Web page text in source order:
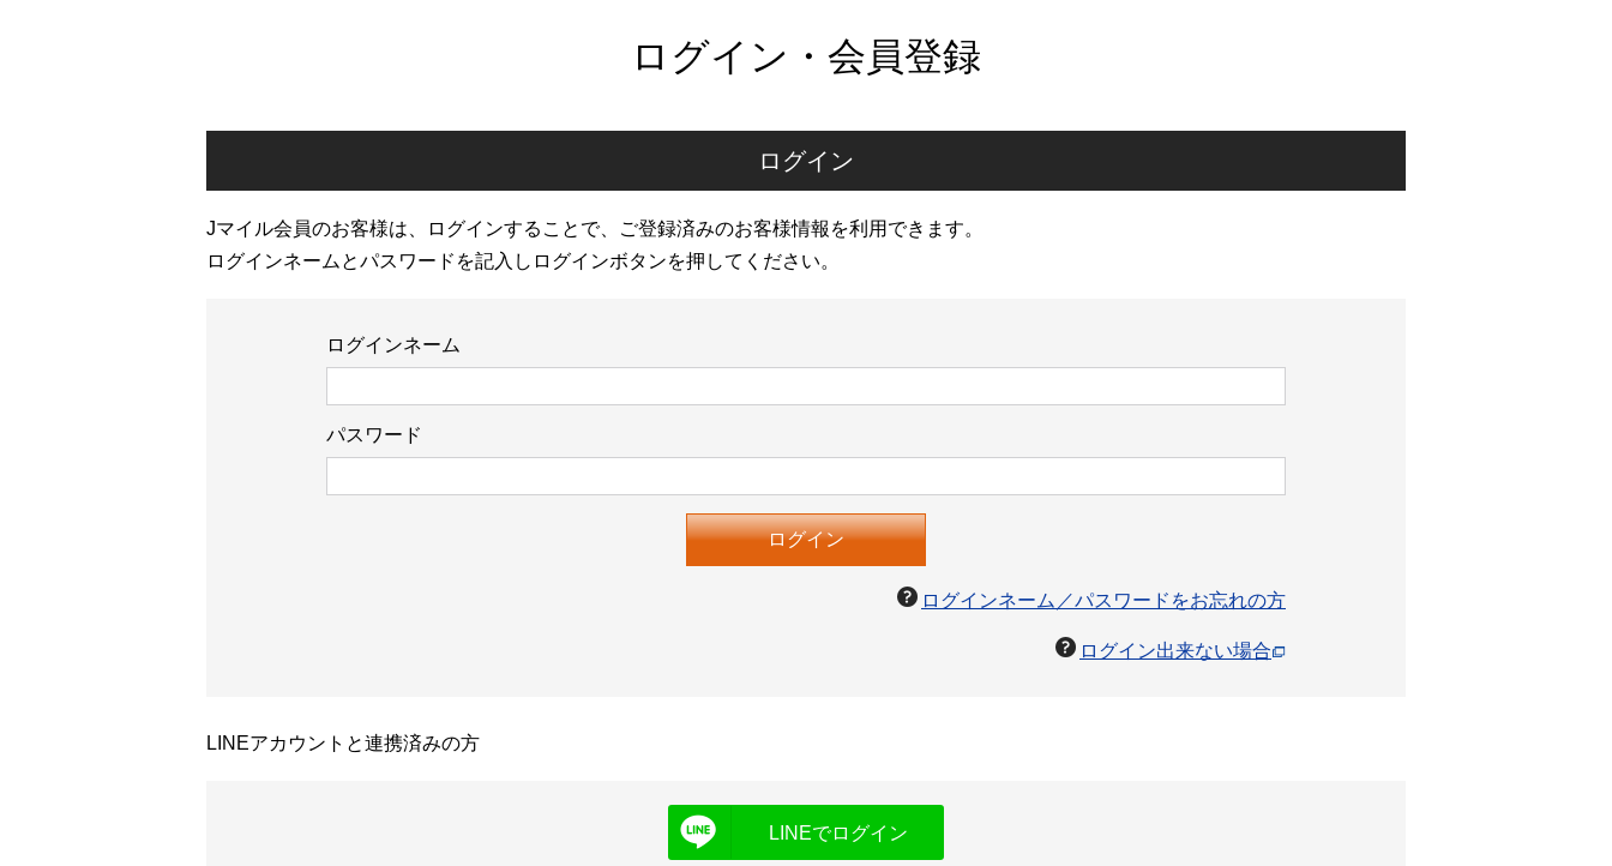
ログイン・会員登録
ログイン
Jマイル会員のお客様は、ログインすることで、ご登録済みのお客様情報を利用できます。
ログインネームとパスワードを記入しログインボタンを押してください。
ログインネーム
パスワード
ログインネーム／パスワードをお忘れの方
ログイン出来ない場合
LINEアカウントと連携済みの方
LINEでログイン